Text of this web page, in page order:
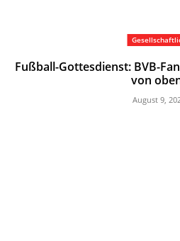
Fußball-Gottesdienst: BVB-
von
August 9,